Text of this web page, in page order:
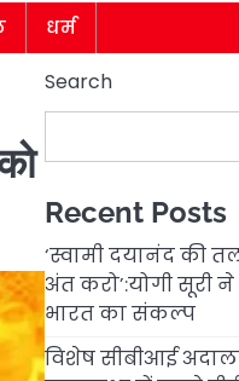
धर्म
Search
Recent Posts
‘स्वामी दयानंद की
अंत करो’:योगी सूरी
भारत का संकल्प
विशेष सीबीआई